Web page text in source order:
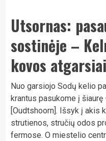
Utsornas:
sostinėje –
kovos atgarsiai
Nuo garsiojo Sodų kelio
krantus pasukome į
[Oudtshoorn]. Išsyk į akis
strutienos, stručių odos
fermose. O miestelio